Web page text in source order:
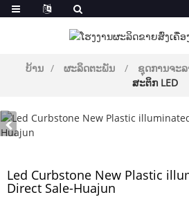
ບ້ານ ຜະລິດຕະພັນ ຊຸດການຈະລ
ສະຕິກ LED
Led Curbstone New Plastic
Direct Sale-Huajun